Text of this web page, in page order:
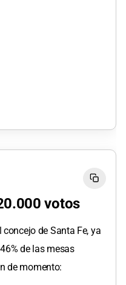
votos
de Santa Fe, ya
de las mesas
de momento: